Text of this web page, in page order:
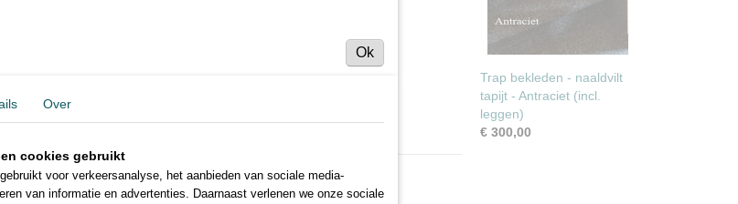
Betere prijs of elders goedkoper?
video
Trap bekleden - naaldvilt
tapijt - Antraciet (incl.
leggen)
€ 300,00
Ok
Over
cookies gebruikt
voor verkeersanalyse, het aanbieden van sociale media-
van informatie en advertenties. Daarnaast verlenen we onze sociale